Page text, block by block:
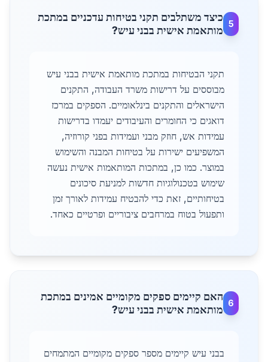
5
כיצד משתלבים תקני בטיחות עדכניים במתכת
מותאמת אישית בבני עיש?
תקני הבטיחות במתכת מותאמת אישית בבני עיש
מבוססים על דרישות משרד העבודה, התקנים
הישראלים והתקנים בינלאומיים. הספקים במרכז
דואגים כי החומרים והעיבודים יעמדו בדרישות
עמידות אש, חוזק מבני ועמידות בפני קורוזיה,
המשפיעים ישירות על בטיחות המבנה והשימוש
במוצר. כמו כן, במתכות המותאמות אישית נעשה
שימוש בטכנולוגיות חדשות למניעת סיכונים
בטיחותיים, זאת כדי להבטיח עמידות לאורך זמן
ותפעול בטוח במרחבים ציבוריים ופרטיים כאחד.
6
האם קיימים ספקים מקומיים אמינים במתכת
מותאמת אישית בבני עיש?
בבני עיש קיימים מספר ספקים מקומיים המתמחים